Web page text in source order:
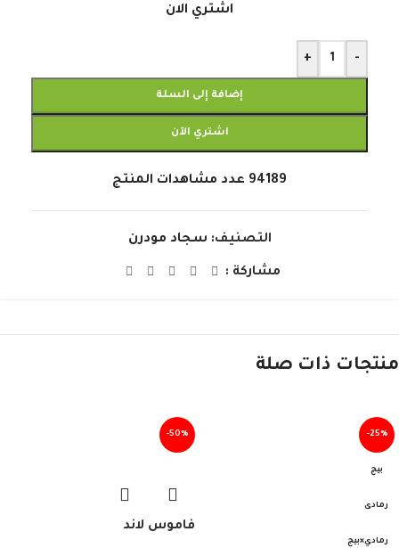
اشتري الان
-
+
إضافة إلى السلة
اشتري الآن
94189 عدد مشاهدات المنتج
التصنيف: سجاد مودرن
مشاركة :
منتجات ذات صلة
-25%
بيج
رمادى
رمادي×بيج
-50%
فاموس لاند